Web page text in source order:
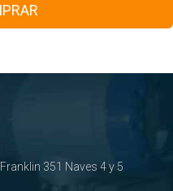
351 Naves 4 y 5